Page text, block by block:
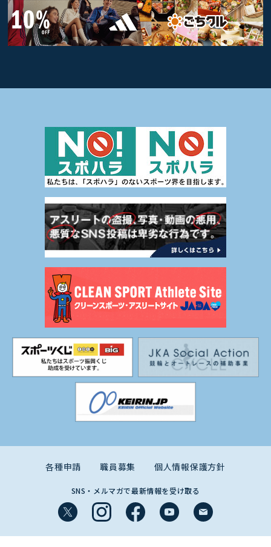
各種申請 職員募集 個人情報保護方針
SNS・メルマガで最新情報を受け取る